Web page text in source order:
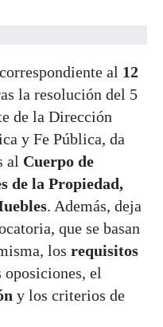
al 12
la resolución del 5
de la Dirección
y Fe Pública, da
al Cuerpo de
de la Propiedad,
. Además, deja
que se basan
los requisitos
oposiciones, el
y los criterios de